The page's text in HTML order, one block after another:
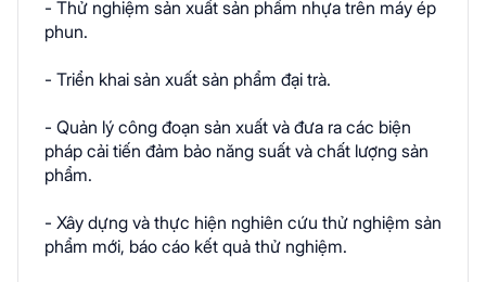
- Thử nghiệm sản xuất sản phẩm nhựa trên máy ép
phun.
- Triển khai sản xuất sản phẩm đại trà.
- Quản lý công đoạn sản xuất và đưa ra các biện
pháp cải tiến đảm bảo năng suất và chất lượng sản
phẩm.
- Xây dựng và thực hiện nghiên cứu thử nghiệm sản
phẩm mới, báo cáo kết quả thử nghiệm.